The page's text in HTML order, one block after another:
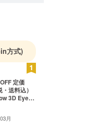
方式)
定価
送料込）
3D Eye
、Dark
況により
月